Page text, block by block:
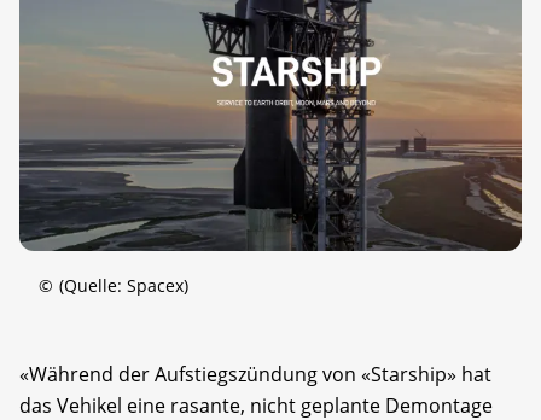
© (Quelle: Spacex)
«Während der Aufstiegszündung von «Starship» hat
das Vehikel eine rasante, nicht geplante Demontage